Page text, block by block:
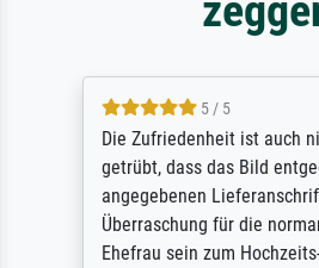
5 / 5
Die Zufriedenheit ist auch
getrübt, dass das Bild
angegebenen
Überraschung für die
Ehefrau sein zum